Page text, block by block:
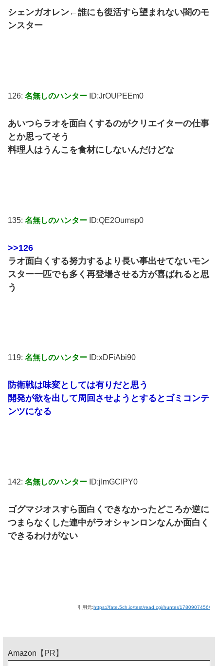
シェンガオレン←誰にも復活すら望まれない闇のモ
ンスター
126: 名無しのハンター ID:JrOUPEEm0
あいつらラオを面白くするのがクリエイターの仕事
とか思ってそう
料理人はうんこを食材にしないんだけどな
135: 名無しのハンター ID:QE2Oumsp0
>>126
ラオ面白くする努力するより長い事出せてないモン
スター一匹でも多く再登場させる方が喜ばれると思
う
119: 名無しのハンター ID:xDFiAbi90
防衛戦は味変としては有りだと思う
開発が欲を出して周回させようとするとゴミコンテ
ンツになる
142: 名無しのハンター ID:jImGCIPY0
ゴグマジオスすら面白くできなかったどころか逆に
つまらなくした連中がラオシャンロンなんか面白く
できるわけがない
引用元:https://fate.5ch.io/test/read.cgi/hunter/1780907456/
Amazon【PR】